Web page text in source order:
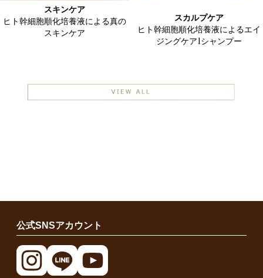
スキンケア
ヒト幹細胞順化培養液による真の
スキンケア
スカルプケア
ヒト幹細胞順化培養液によるエイ
ジングケア1シャンプー
公式SNSアカウント